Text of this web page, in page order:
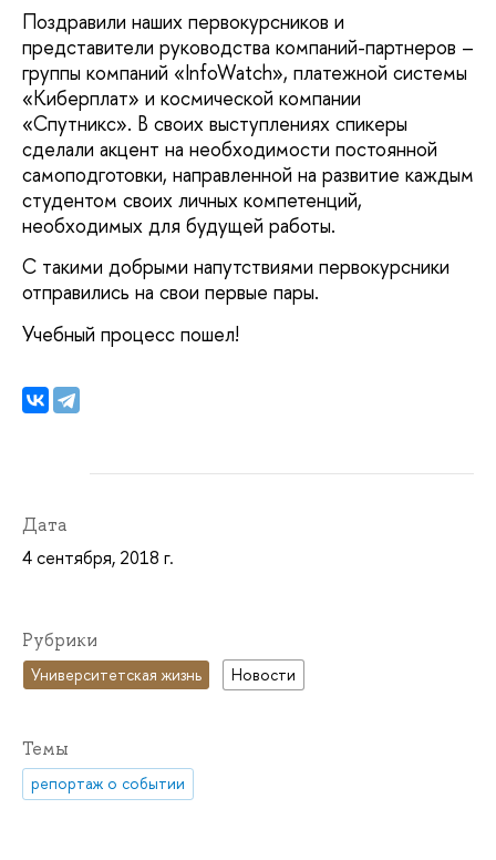
Поздравили наших первокурсников и
представители руководства компаний-партнеров –
группы компаний «InfoWatch», платежной системы
«Киберплат» и космической компании
«Спутникс». В своих выступлениях спикеры
сделали акцент на необходимости постоянной
самоподготовки, направленной на развитие каждым
студентом своих личных компетенций,
необходимых для будущей работы.
С такими добрыми напутствиями первокурсники
отправились на свои первые пары.
Учебный процесс пошел!
Дата
4 сентября, 2018 г.
Рубрики
Университетская жизнь Новости
Темы
репортаж о событии